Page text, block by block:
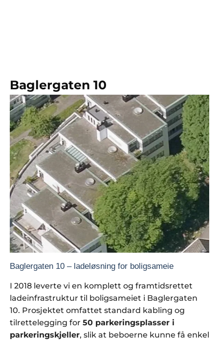
Baglergaten 10
Baglergaten 10 – ladeløsning for boligsameie
I 2018 leverte vi en komplett og framtidsrettet
ladeinfrastruktur til boligsameiet i Baglergaten
10. Prosjektet omfattet standard kabling og
tilrettelegging for 50 parkeringsplasser i
parkeringskjeller, slik at beboerne kunne få enkel